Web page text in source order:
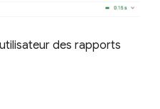
des rapports